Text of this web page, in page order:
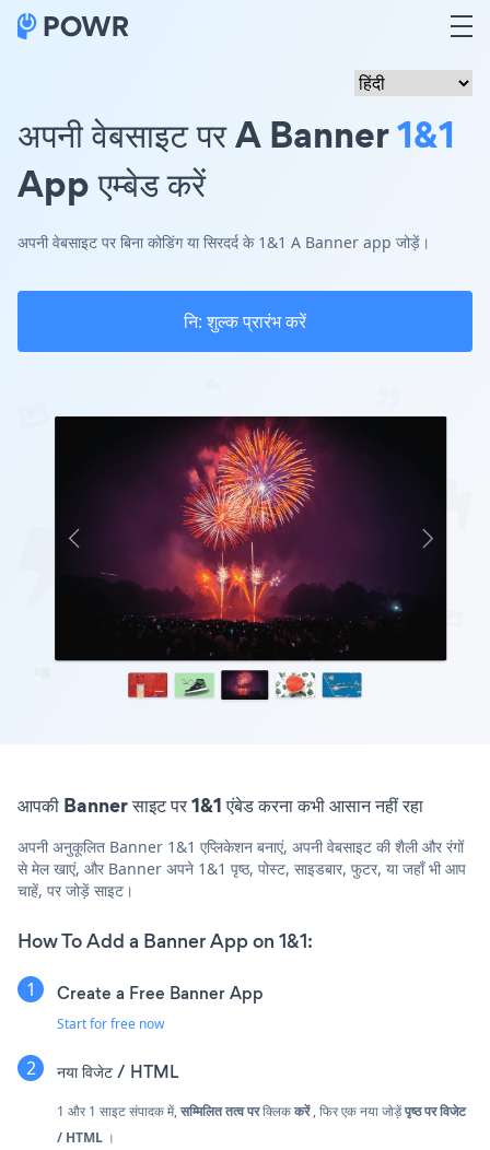
अपनी वेबसाइट पर A Banner1&1
App एम्बेड करें
अपनी वेबसाइट पर बिना कोडिंग या सिरदर्द के 1&1 A Banner app जोड़ें।
नि: शुल्क प्रारंभ करें
आपकी Banner साइट पर 1&1 एंबेड करना कभी आसान नहीं रहा
अपनी अनुकूलित Banner 1&1 एप्लिकेशन बनाएं, अपनी वेबसाइट की शैली और रंगों
से मेल खाएं, और Banner अपने 1&1 पृष्ठ, पोस्ट, साइडबार, फुटर, या जहाँ भी आप
चाहें, पर जोड़ें साइट।
How To Add a Banner App on 1&1:
Create a Free Banner App
Start for free now
नयाविजेट / HTML
1 और 1 साइट संपादक में,सम्मिलित तत्व परक्लिककरें, फिर एक नया जोड़ेंपृष्ठ पर विजेट
/ HTML ।